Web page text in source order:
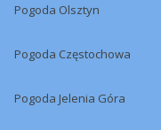
Pogoda Olsztyn
Pogoda Częstochowa
Pogoda Jelenia Góra